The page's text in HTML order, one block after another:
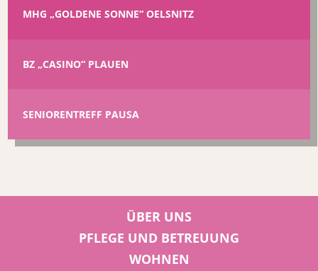
MHG „GOLDENE SONNE“ OELSNITZ
BZ „CASINO“ PLAUEN
SENIORENTREFF PAUSA
ÜBER UNS
PFLEGE UND BETREUUNG
WOHNEN